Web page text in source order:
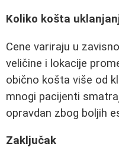
Koliko košta
Cene variraju u
veličine i lokacije
obično košta više od
mnogi pacijenti
opravdan zbog boljih
Zaključak